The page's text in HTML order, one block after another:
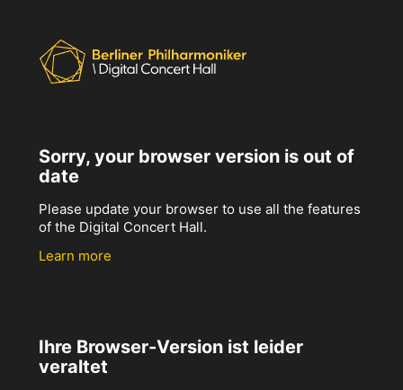
Sorry, your browser version is out of
date
Please update your browser to use all the features
of the Digital Concert Hall.
Learn more
Ihre Browser-Version ist leider
veraltet